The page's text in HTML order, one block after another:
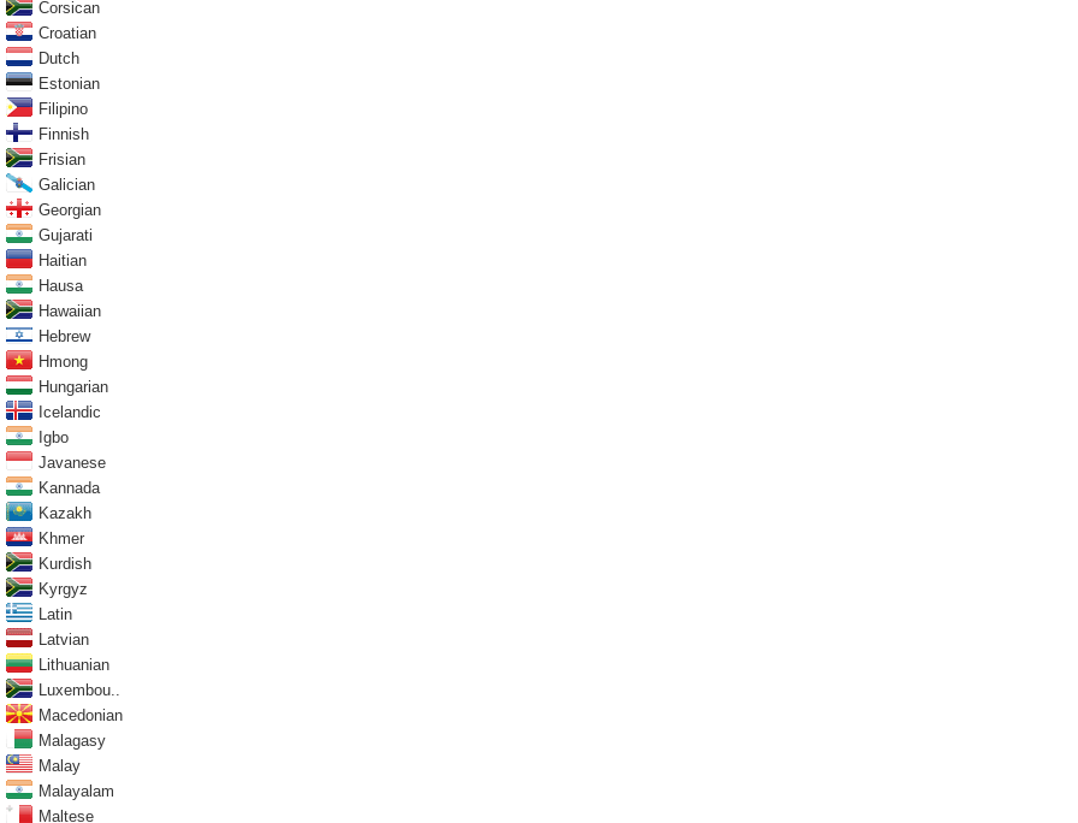
Corsican
Croatian
Dutch
Estonian
Filipino
Finnish
Frisian
Galician
Georgian
Gujarati
Haitian
Hausa
Hawaiian
Hebrew
Hmong
Hungarian
Icelandic
Igbo
Javanese
Kannada
Kazakh
Khmer
Kurdish
Kyrgyz
Latin
Latvian
Lithuanian
Luxembou..
Macedonian
Malagasy
Malay
Malayalam
Maltese